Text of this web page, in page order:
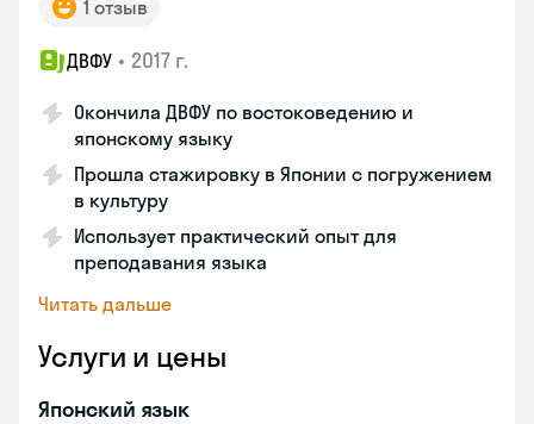
1 отзыв
ДВФУ • 2017 г.
Окончила ДВФУ по востоковедению и
японскому языку
Прошла стажировку в Японии с погружением
в культуру
Использует практический опыт для
преподавания языка
Читать дальше
Услуги и цены
Японский язык